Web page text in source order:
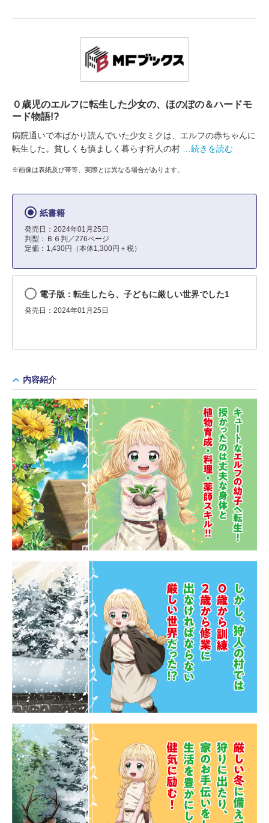
０歳児のエルフに転生した少女の、ほのぼの＆ハードモ
ード物語!?
病院通いで本ばかり読んでいた少女ミクは、エルフの赤ちゃんに
転生した。貧しくも慎ましく暮らす狩人の村
…続きを読む
※画像は表紙及び帯等、実際とは異なる場合があります。
紙書籍
発売日：2024年01月25日
判型：Ｂ６判／276ページ
定価：1,430円（本体1,300円＋税）
電子版：転生したら、子どもに厳しい世界でした1
発売日：2024年01月25日
内容紹介